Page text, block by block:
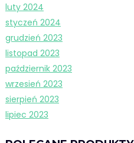
luty 2024
styczeń 2024
grudzień 2023
listopad 2023
październik 2023
wrzesień 2023
sierpień 2023
lipiec 2023